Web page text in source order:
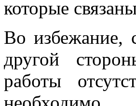
которые
Во избежание,
другой
работы